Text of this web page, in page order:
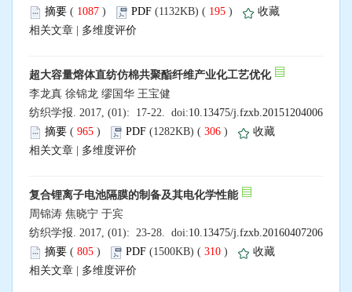
摘要 ( 1087 ) PDF (1132KB) ( 195 )
收藏
相关文章
多维度评价
超大容量熔体直纺仿棉共聚酯纤维产业化工艺优化
李龙真 徐锦龙 缪国华 王宝健
纺织学报. 2017, (01): 17-22. doi:10.13475/j.fzxb.20151204006
摘要 ( 965 ) PDF (1282KB) ( 306 )
收藏
相关文章
多维度评价
复合锂离子电池隔膜的制备及其电化学性能
周锦涛 焦晓宁 于宾
纺织学报. 2017, (01): 23-28. doi:10.13475/j.fzxb.20160407206
摘要 ( 805 ) PDF (1500KB) ( 310 )
收藏
相关文章
多维度评价